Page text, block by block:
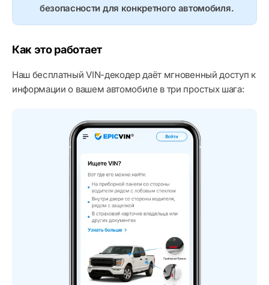
безопасности для конкретного автомобиля.
Как это работает
Наш бесплатный VIN-декодер даёт мгновенный доступ к
информации о вашем автомобиле в три простых шага: